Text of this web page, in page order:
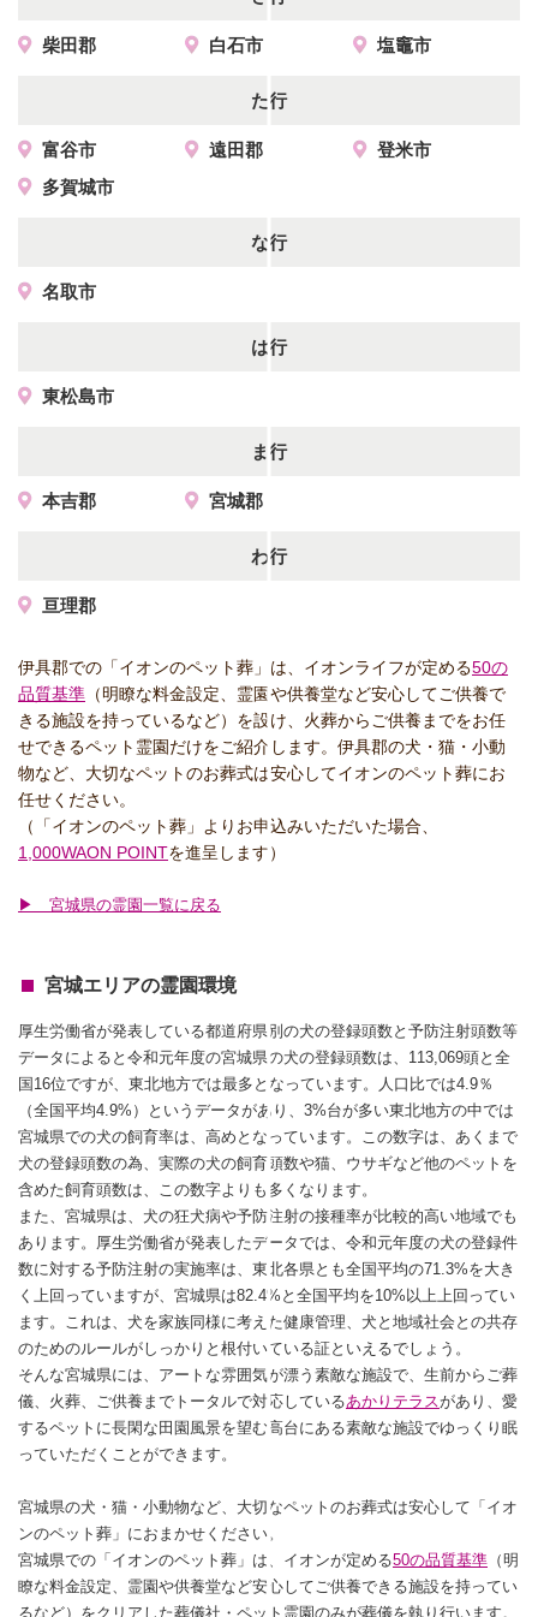
柴田郡 白石市 塩竈市
た行
富谷市 遠田郡
登米市
多賀城市
な行
名取市
は行
東松島市
ま行
本吉郡 宮城郡
わ行
亘理郡
伊具郡での「イオンのペット葬」は、イオンライフが定める50の
品質基準 （明瞭な料金設定、霊園や供養堂など安心してご供養で
きる施設を持っているなど）を設け、火葬からご供養までをお任
せできるペット霊園だけをご紹介します。伊具郡の犬・猫・小動
物など、大切なペットのお葬式は安心してイオンのペット葬にお
任せください。
（「イオンのペット葬」よりお申込みいただいた場合、
1,000WAON POINTを進呈します）
▶ 宮城県の霊園一覧に戻る
宮城エリアの霊園環境
厚生労働省が発表している都道府県別の犬の登録頭数と予防注射頭数等
データによると令和元年度の宮城県の犬の登録頭数は、113,069頭と全
国16位ですが、東北地方では最多となっています。人口比では4.9％
（全国平均4.9%）というデータがあり、3%台が多い東北地方の中では
宮城県での犬の飼育率は、高めとなっています。この数字は、あくまで
犬の登録頭数の為、実際の犬の飼育頭数や猫、ウサギなど他のペットを
含めた飼育頭数は、この数字よりも多くなります。
また、宮城県は、犬の狂犬病や予防注射の接種率が比較的高い地域でも
あります。厚生労働省が発表したデータでは、令和元年度の犬の登録件
数に対する予防注射の実施率は、東北各県とも全国平均の71.3%を大き
く上回っていますが、宮城県は82.4%と全国平均を10%以上上回ってい
ます。これは、犬を家族同様に考えた健康管理、犬と地域社会との共存
のためのルールがしっかりと根付いている証といえるでしょう。
そんな宮城県には、アートな雰囲気が漂う素敵な施設で、生前からご葬
儀、火葬、ご供養までトータルで対応しているあかりテラスがあり、愛
するペットに長閑な田園風景を望む高台にある素敵な施設でゆっくり眠
っていただくことができます。
宮城県の犬・猫・小動物など、大切なペットのお葬式は安心して「イオ
ンのペット葬」におまかせください。
宮城県での「イオンのペット葬」は、イオンが定める50の品質基準 （明
瞭な料金設定、霊園や供養堂など安心してご供養できる施設を持ってい
るなど）をクリアした葬儀社・ペット霊園のみが葬儀を執り行います。